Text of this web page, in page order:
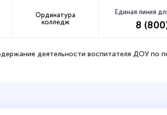
Ординатура
колледж
Единая линия
8
деятельности воспитателя ДОУ по